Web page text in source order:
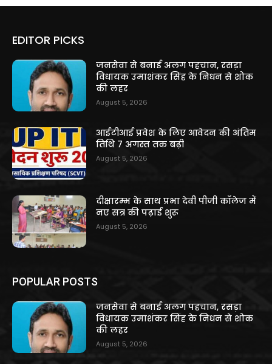
EDITOR PICKS
जनसेवा से बनाई अलग पहचान, रसड़ा
विधायक उमाशंकर सिंह के निधन से शोक
की लहर
August 5, 2026
आईटीआई प्रवेश के लिए आवेदन की अंतिम
तिथि 7 अगस्त तक बढ़ी
August 5, 2026
दीक्षारम्भ के साथ प्रभा देवी पीजी कॉलेज में
नए सत्र की पढ़ाई शुरू
August 5, 2026
POPULAR POSTS
जनसेवा से बनाई अलग पहचान, रसड़ा
विधायक उमाशंकर सिंह के निधन से शोक
की लहर
August 5, 2026